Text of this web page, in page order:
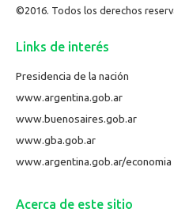
©2016. Todos los derechos
Links de interés
Presidencia de la nación
www.argentina.gob.ar
www.buenosaires.gob.ar
www.gba.gob.ar
www.argentina.gob.ar/economia
Acerca de este sitio